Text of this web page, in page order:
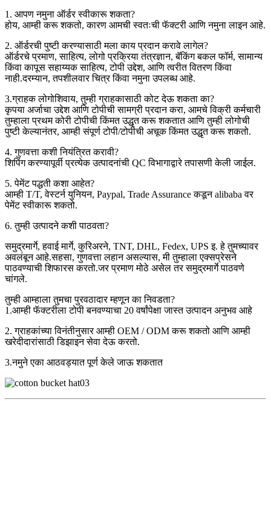
1. आपण नमुना ऑर्डर स्वीकारू शकता?
होय, आम्ही करू शकतो, कारण आमची स्वतःची फॅक्टरी आणि नमुना लाइन आहे.
2. ऑर्डरची पुष्टी करण्यासाठी मला काय प्रदान करावे लागेल?
ऑर्डरचे प्रमाण, साहित्य, लोगो प्रक्रिया तंत्रज्ञान, बॅकिंग बकल फॉर्म, सामान्य
किंवा कापूस सहाय्यक साहित्य, टोपी उद्देश, आणि त्वरीत वितरण किंवा
नाही.दरम्यान, तपशीलवार चित्र किंवा नमुना उपलब्ध आहे.
3.ग्राहक लोगोशिवाय, तुम्ही ग्राहकासाठी कोट देऊ शकता का?
कृपया अर्जाचा उद्देश आणि टोपीची सामग्री प्रदान करा, आमचे विक्री कर्मचारी
तुम्हाला प्रथम कोरी टोपीची किंमत उद्धृत करू शकतात आणि तुम्ही लोगोची
पुष्टी केल्यानंतर, आम्ही संपूर्ण टोपी/टोपीची अचूक किंमत उद्धृत करू शकतो.
4. गुणवत्ता कशी नियंत्रित करावी?
शिपिंग करण्यापूर्वी प्रत्येक उत्पादनांची QC विभागाद्वारे तपासणी केली जाईल.
5. पेमेंट पद्धती कशा आहेत?
आम्ही T/T, वेस्टर्न युनियन, Paypal, Trade Assurance कडून alibaba वर
पेमेंट स्वीकारू शकतो.
6. तुम्ही उत्पादने कशी पाठवता?
समुद्रमार्गे, हवाई मार्गे, कुरिअरने, TNT, DHL, Fedex, UPS इ. हे तुमच्यावर
अवलंबून आहे.सहसा, गुणवत्ता लहान असल्यास, मी तुम्हाला एक्सप्रेसने
पाठवण्याची शिफारस करतो.जर प्रमाण मोठे असेल तर समुद्रमार्गे पाठवणे
चांगले.
तुम्ही आम्हाला तुमचा पुरवठादार म्हणून का निवडता?
1.आम्ही फॅक्टरीला टोपी बनवण्याचा 20 वर्षांपेक्षा जास्त उत्पादन अनुभव आहे
2. ग्राहकांच्या विनंतीनुसार आम्ही OEM / ODM करू शकतो आणि आम्ही
खरेदीदारांसाठी डिझाइन सेवा देऊ करतो.
3.नमुने एका आठवड्यात पूर्ण केले जाऊ शकतात